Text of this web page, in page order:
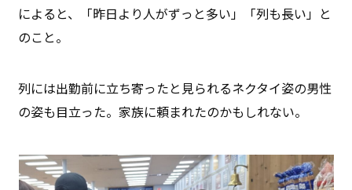
によると、「昨日より人がずっと多い」「列も長い」と
のこと。
列には出勤前に立ち寄ったと見られるネクタイ姿の男性
の姿も目立った。家族に頼まれたのかもしれない。